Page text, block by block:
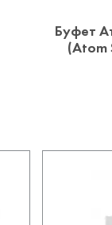
Буфет
(Atom